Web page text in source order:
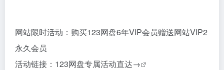
网站限时活动：购买123网盘6年VIP会员赠送网站VIP2
永久会员
活动链接： 123网盘专属活动直达→